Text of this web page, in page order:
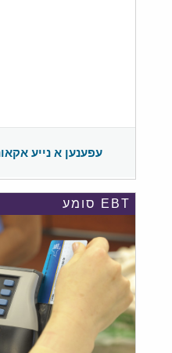
עפענען א נייע
EBT סומע